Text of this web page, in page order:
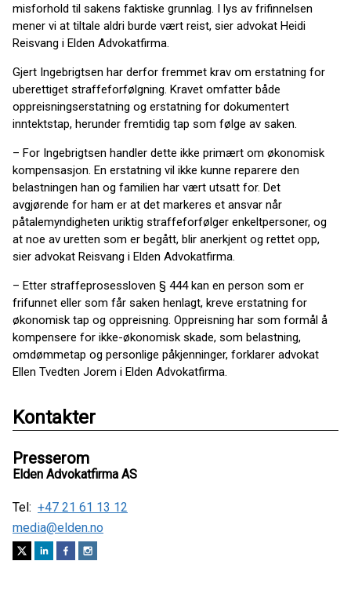
misforhold til sakens faktiske grunnlag. I lys av frifinnelsen
mener vi at tiltale aldri burde vært reist, sier advokat Heidi
Reisvang i Elden Advokatfirma.
Gjert Ingebrigtsen har derfor fremmet krav om erstatning for
uberettiget straffeforfølgning. Kravet omfatter både
oppreisningserstatning og erstatning for dokumentert
inntektstap, herunder fremtidig tap som følge av saken.
– For Ingebrigtsen handler dette ikke primært om økonomisk
kompensasjon. En erstatning vil ikke kunne reparere den
belastningen han og familien har vært utsatt for. Det
avgjørende for ham er at det markeres et ansvar når
påtalemyndigheten uriktig straffeforfølger enkeltpersoner, og
at noe av uretten som er begått, blir anerkjent og rettet opp,
sier advokat Reisvang i Elden Advokatfirma.
– Etter straffeprosessloven § 444 kan en person som er
frifunnet eller som får saken henlagt, kreve erstatning for
økonomisk tap og oppreisning. Oppreisning har som formål å
kompensere for ikke-økonomisk skade, som belastning,
omdømmetap og personlige påkjenninger, forklarer advokat
Ellen Tvedten Jorem i Elden Advokatfirma.
Kontakter
Presserom
Elden Advokatfirma AS
Tel: +47 21 61 13 12
media@elden.no